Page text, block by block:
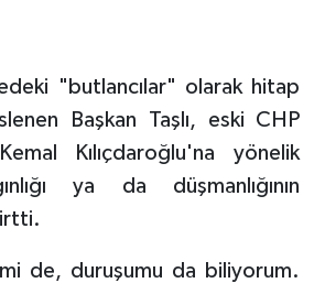
"butlancılar" olarak hitap
Başkan Taşlı, eski CHP
Kılıçdaroğlu'na yönelik
ya da düşmanlığının
de, duruşumu da biliyorum.